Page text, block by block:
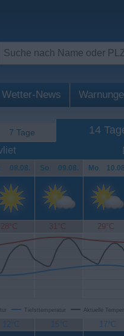
Wetter-News
7 Tage 14
. 08.08. So. 09.08. Mo.
28°C 31°C 29°C
Tiefsttemperatur Aktuelle
12°C 15°C 17°C